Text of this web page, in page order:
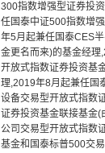
300指数增强型证券投
任国泰中证500指数增
年5月起兼任国泰CES
金更名而来)的基金经
开放式指数证券投资基
理,2019年8月起兼任国
设备交易型开放式指数
证券投资基金联接基金
公司交易型开放式指数
基金和国泰标普500交